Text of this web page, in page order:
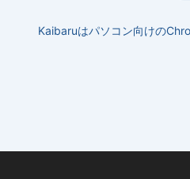
Kaibaruはパソコン向けの